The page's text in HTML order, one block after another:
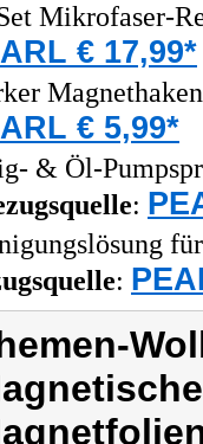
Mikrofaser-
€ 17,99*
€ 5,99*
& Öl-
:
: